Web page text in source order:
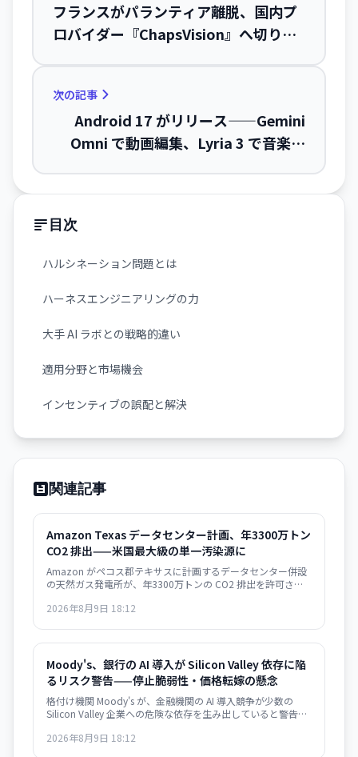
フランスがパランティア離脱、国内プ
ロバイダー『ChapsVision』へ切り替
次の記事
Android 17 がリリース——Gemini
Omni で動画編集、Lyria 3 で音楽生
目次
ハルシネーション問題とは
ハーネスエンジニアリングの力
大手 AI ラボとの戦略的違い
適用分野と市場機会
インセンティブの誤配と解決
関連記事
Amazon Texas データセンター計画、年3300万トン
CO2 排出——米国最大級の単一汚染源に
Amazon がペコス郡テキサスに計画するデータセンター併設
の天然ガス発電所が、年3300万トンの CO2 排出を許可さ
急速拡大が環境目標と深刻に矛盾する局面を示唆している。
2026年8月9日 18:12
Moody's、銀行の AI 導入が Silicon Valley 依存に陥
るリスク警告——停止脆弱性・価格転嫁の懸念
格付け機関 Moody's が、金融機関の AI 導入競争が少数の
Silicon Valley 企業への危険な依存を生み出していると警告。
形成されつつあり、金融システムのリスク要因になり得ると
2026年8月9日 18:12